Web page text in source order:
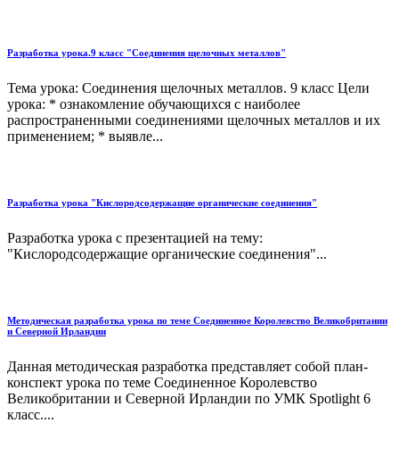
Разработка урока.9 класс "Соединения щелочных металлов"
Тема урока: Соединения щелочных металлов. 9 класс Цели
урока: * ознакомление обучающихся с наиболее
распространенными соединениями щелочных металлов и их
применением; * выявле...
Разработка урока "Кислородсодержащие органические соединения"
Разработка урока с презентацией на тему:
"Кислородсодержащие органические соединения"...
Методическая разработка урока по теме Соединенное Королевство Великобритании
и Северной Ирландии
Данная методическая разработка представляет собой план-
конспект урока по теме Соединенное Королевство
Великобритании и Северной Ирландии по УМК Spotlight 6
класс....